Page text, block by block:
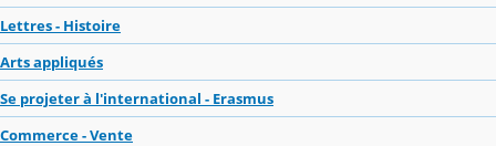
Lettres - Histoire
Arts appliqués
Se projeter à l'international - Erasmus
Commerce - Vente